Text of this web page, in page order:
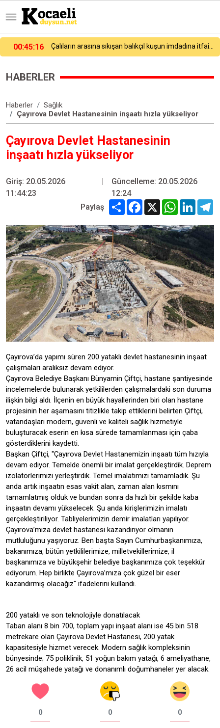
00:24:22 Avcılar’da balık tutarken denize düşen kişi hayatını kaybetti
HABERLER
Haberler
Sağlık
Çayırova Devlet Hastanesinin inşaatı hızla yükseliyor
Çayırova Devlet Hastanesinin
inşaatı hızla yükseliyor
Giriş: 20.05.2026
11:44:23
|
Güncelleme: 20.05.2026
12:24
Paylaş
Share Facebook
X WhatsApp
Çayırova’da yapımı süren 200 yataklı devlet hastanesinin inşaat
çalışmaları aralıksız devam ediyor.
Çayırova Belediye Başkanı Bünyamin Çiftçi, hastane şantiyesinde
incelemelerde bulunarak yetkililerden çalışmalardaki son duruma
ilişkin bilgi aldı. İlçenin en büyük hayallerinden biri olan hastane
projesinin her aşamasını titizlikle takip ettiklerini belirten Çiftçi,
vatandaşları modern, güvenli ve kaliteli sağlık hizmetiyle
buluşturacak eserin en kısa sürede tamamlanması için çaba
gösterdiklerini kaydetti.
Başkan Çiftçi, "Çayırova Devlet Hastanemizin inşaatı tüm hızıyla
devam ediyor. Temelde önemli bir imalat gerçekleştirdik. Deprem
izolatörlerimizi yerleştirdik. Temel imalatımızı tamamladık. Şu
anda artık inşaatın esas vakit alan, zaman alan kısmını
tamamlatmış olduk ve bundan sonra da hızlı bir şekilde kaba
inşaatın devamı yükselecek. Şu anda kirişlerimizin imalatı
gerçekleştiriliyor. Tabliyelerimizin demir imalatları yapılıyor.
Çayırova’mıza devlet hastanesi kazandırıyor olmanın
mutluluğunu yaşıyoruz. Ben başta Sayın Cumhurbaşkanımıza,
bakanımıza, bütün yetkililerimize, milletvekillerimize, il
başkanımıza ve büyükşehir belediye başkanımıza çok teşekkür
ediyorum. Hep birlikte Çayırova’mıza çok güzel bir eser
kazandırmış olacağız" ifadelerini kullandı.
200 yataklı ve son teknolojiyle donatılacak
Taban alanı 8 bin 700, toplam yapı inşaat alanı ise 45 bin 518
metrekare olan Çayırova Devlet Hastanesi, 200 yatak
kapasitesiyle hizmet verecek. Modern sağlık kompleksinin
bünyesinde; 75 poliklinik, 51 yoğun bakım yatağı, 6 ameliyathane,
26 acil müşahede yatağı ve donanımlı doğumhaneler yer alacak.
0 0 0